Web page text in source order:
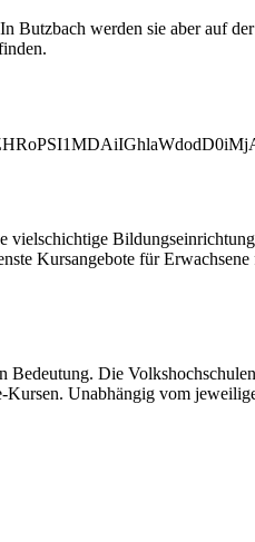
werden sie aber auf
Kursangebote für
Die
Unabhängig vom